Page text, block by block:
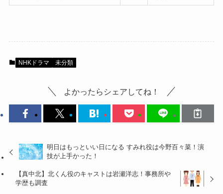
NHKドラマ 未分類
よかったらシェアしてね！
明日はもっといい日になる すみれ役は今野百々菜！演
技が上手かった！
【真中北】北くん役のキャストは岩瀬洋志！事務所や
学歴も調査